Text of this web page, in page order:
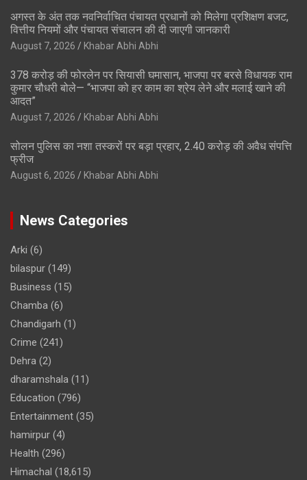
अगस्त के अंत तक नवनिर्वाचित पंचायत प्रधानों को मिलेगा प्रशिक्षण बजट,
वित्तीय नियमों और पंचायत संचालन की दी जाएगी जानकारी
August 7, 2026 Khabar Abhi Abhi
378 करोड़ की फोरलेन पर सियासी घमासान, भाजपा पर बरसे विधायक राम
कुमार चौधरी बोले— “भाजपा को हर काम का श्रेय लेने और मलाई खाने की
आदत”
August 7, 2026 Khabar Abhi Abhi
सोलन पुलिस का नशा तस्करों पर बड़ा प्रहार, 2.40 करोड़ की अवैध संपत्ति
फ्रीज
August 6, 2026 Khabar Abhi Abhi
News Categories
Arki (6)
bilaspur (149)
Business (15)
Chamba (6)
Chandigarh (1)
Crime (241)
Dehra (2)
dharamshala (11)
Education (796)
Entertainment (35)
hamirpur (4)
Health (296)
Himachal (18,615)